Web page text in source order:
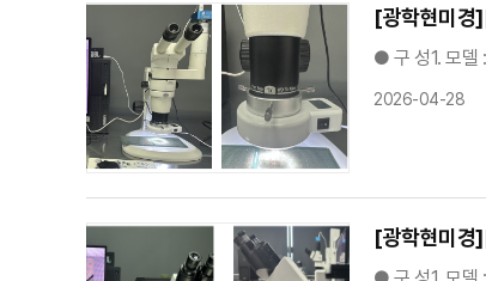
[광학현미
● 구 성1.
2026-04-28
[광학현미경